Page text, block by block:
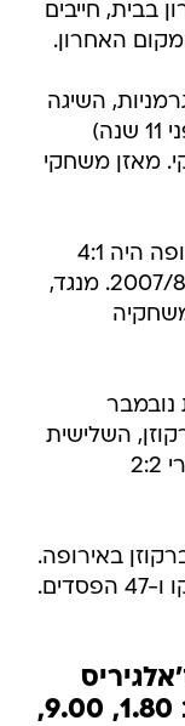
בבית, חייבים
האחרון.
השיגה
רוזנבורג ניצחון אחד (בדורטמונד לפני 11 שנה)
מאזן משחקי
* ההפסד האחרון של לברקוזן באירופה היה 4:1
לזניט ברבע גמר גביע אופ"א בעונת 2007/8. מנגד,
נובמבר
השלישית
בבונדסליגה, מגיעה להתמודדות אחרי 2:2
יהיה ה-150 של לברקוזן באירופה.
ז'אלגיריס
קובנה (2+) - מכבי תל אביב 1.80, 9.00,